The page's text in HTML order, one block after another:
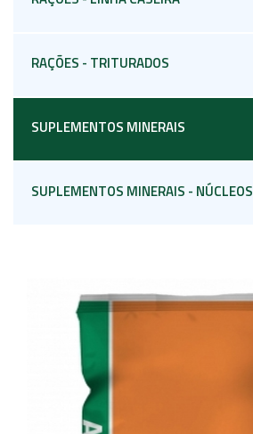
RAÇÕES - TRITURADOS
SUPLEMENTOS MINERAIS
SUPLEMENTOS MINERAIS - NÚCLEOS